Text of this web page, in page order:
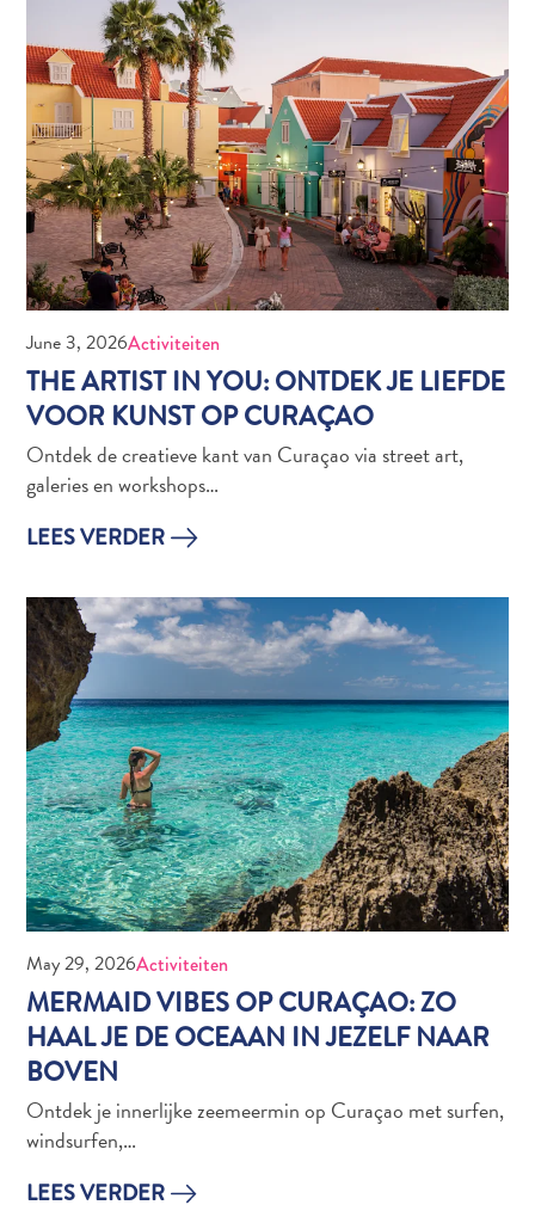
Curaçao
Curaçao
Reis
Apps
Reisplannen
Evenementen
Romantiek
&
Bruiloften
Conferenties
Reizen
naar
Curaçao
vervoer
cultuur
Foto's
The
Blue
Wave
Blogs
Nieuwste
Activiteiten
Duiken
Kindvriendelijk
Kultuur
&
Eten
Je
Trip
The
Blue
Wave
Nieuwste
June 3, 2026Activiteiten
THE ARTIST IN YOU: ONTDEK JE LIEFDE
VOOR KUNST OP CURAÇAO
Ontdek de creatieve kant van Curaçao via street art,
galeries en workshops…
LEES VERDER
May 29, 2026Activiteiten
MERMAID VIBES OP CURAÇAO: ZO
HAAL JE DE OCEAAN IN JEZELF NAAR
BOVEN
Ontdek je innerlijke zeemeermin op Curaçao met surfen,
windsurfen,…
LEES VERDER